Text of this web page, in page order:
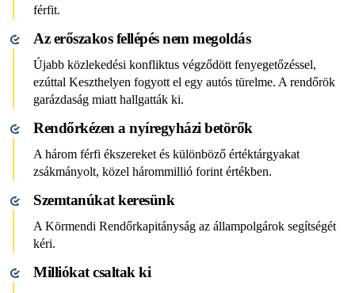
férfit.
Az erőszakos fellépés nem megoldás
Újabb közlekedési konfliktus végződött fenyegetőzéssel,
ezúttal Keszthelyen fogyott el egy autós türelme. A rendőrök
garázdaság miatt hallgatták ki.
Rendőrkézen a nyíregyházi betörők
A három férfi ékszereket és különböző értéktárgyakat
zsákmányolt, közel hárommillió forint értékben.
Szemtanúkat keresünk
A Körmendi Rendőrkapitányság az állampolgárok segítségét
kéri.
Milliókat csaltak ki